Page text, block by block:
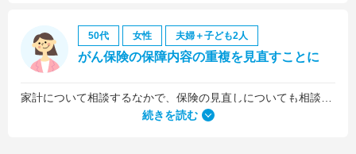
50代 女性 夫婦＋子ども2人
がん保険の保障内容の重複を見直すことに
続きを読む